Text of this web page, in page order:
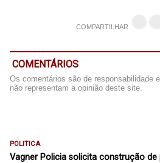
COMPARTILHAR
COMENTÁRIOS
Os comentários são de responsabilidade
não representam a opinião deste site.
POLITICA
Vagner Policia solicita construção de